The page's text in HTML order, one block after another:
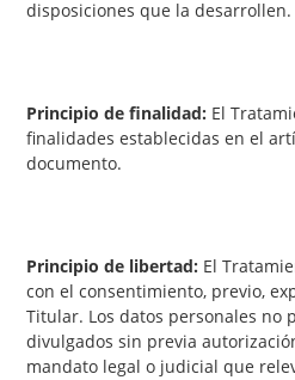
disposiciones que la desarrollen.
Principio de finalidad: El
finalidades establecidas en el
documento.
Principio de libertad: El
con el consentimiento, previo,
Titular. Los datos personales no
divulgados sin previa
mandato legal o judicial que